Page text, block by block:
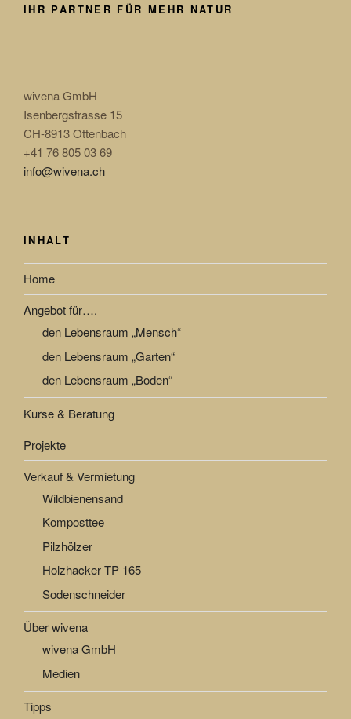
IHR PARTNER FÜR MEHR NATUR
wivena GmbH
Isenbergstrasse 15
CH-8913 Ottenbach
+41 76 805 03 69
info@wivena.ch
INHALT
Home
Angebot für….
den Lebensraum „Mensch“
den Lebensraum „Garten“
den Lebensraum „Boden“
Kurse & Beratung
Projekte
Verkauf & Vermietung
Wildbienensand
Komposttee
Pilzhölzer
Holzhacker TP 165
Sodenschneider
Über wivena
wivena GmbH
Medien
Tipps